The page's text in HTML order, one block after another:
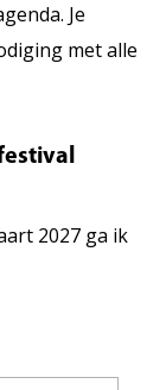
Je
met alle
2027 ga ik